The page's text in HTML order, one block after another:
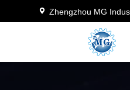
Zhengzhou MG